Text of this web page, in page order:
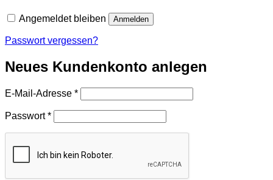
Angemeldet bleiben Anmelden
Passwort vergessen?
Neues Kundenkonto anlegen
E-Mail-Adresse *Erforderlich
Passwort*Erforderlich